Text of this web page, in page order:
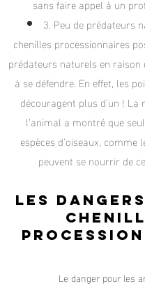
sans faire appel à un
3. Peu de prédateurs
chenilles processionnaires
prédateurs naturels en
à se défendre. En effet, les
découragent plus d’un ! La
l’animal a montré que
espèces d’oiseaux, comme
peuvent se nourrir de
Les
cheni
Le danger pour les